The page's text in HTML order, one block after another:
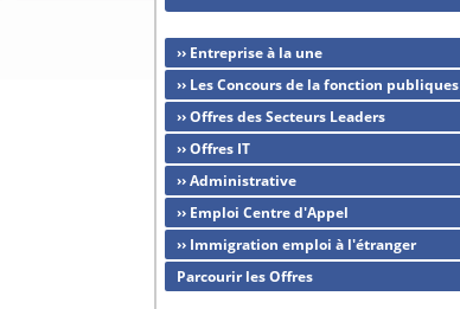
›› Entreprise à la une
›› Les Concours de la fonction publiques
›› Offres des Secteurs Leaders
›› Offres IT
›› Administrative
›› Emploi Centre d'Appel
›› Immigration emploi à l'étranger
Parcourir les Offres